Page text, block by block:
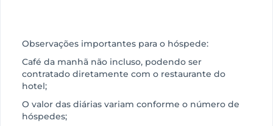
Observações importantes para o hóspede:
Café da manhã não incluso, podendo ser
contratado diretamente com o restaurante do
hotel;
O valor das diárias variam conforme o número de
hóspedes;